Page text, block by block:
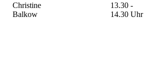
Christine
Balkow
13.30 -
14.30 Uhr